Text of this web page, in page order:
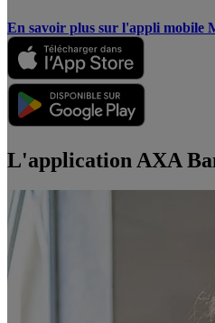
En savoir plus sur l'appli mobile
L'application AXA